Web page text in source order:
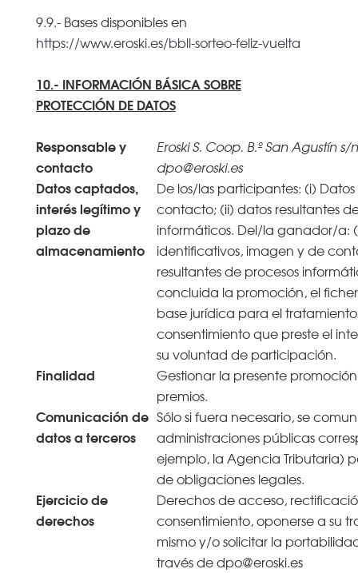
9.9.- Bases disponibles en
https://www.eroski.es/bbll-sorteo-feliz-vuelta
10.- INFORMACIÓN BÁSICA SOBRE
PROTECCIÓN DE DATOS
Responsable y
contacto
Eroski S. Coop. B.º San Agustín
dpo@eroski.es
Datos captados,
interés legítimo y
plazo de
almacenamiento
De los/las participantes: (i)
contacto; (ii) datos resultantes
informáticos. Del/la ganador/a:
identificativos, imagen y de
resultantes de procesos
concluida la promoción, el
base jurídica para el
consentimiento que preste el
su voluntad de participación.
Finalidad
Gestionar la presente
premios.
Comunicación de
datos a terceros
Sólo si fuera necesario, se
administraciones públicas
ejemplo, la Agencia Tributaria)
de obligaciones legales.
Ejercicio de
derechos
Derechos de acceso,
consentimiento, oponerse a su
mismo y/o solicitar la
través de dpo@eroski.es